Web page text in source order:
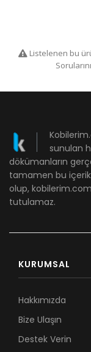
Listelenen bu
sunulan
dökümanların
tamamen bu
olup,
tutulamaz.
KURUMSAL
Hakkımızda
Bize Ulaşın
Destek Verin